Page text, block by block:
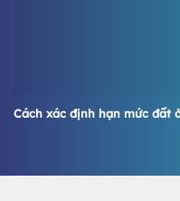
Cách xác định hạn mức đất